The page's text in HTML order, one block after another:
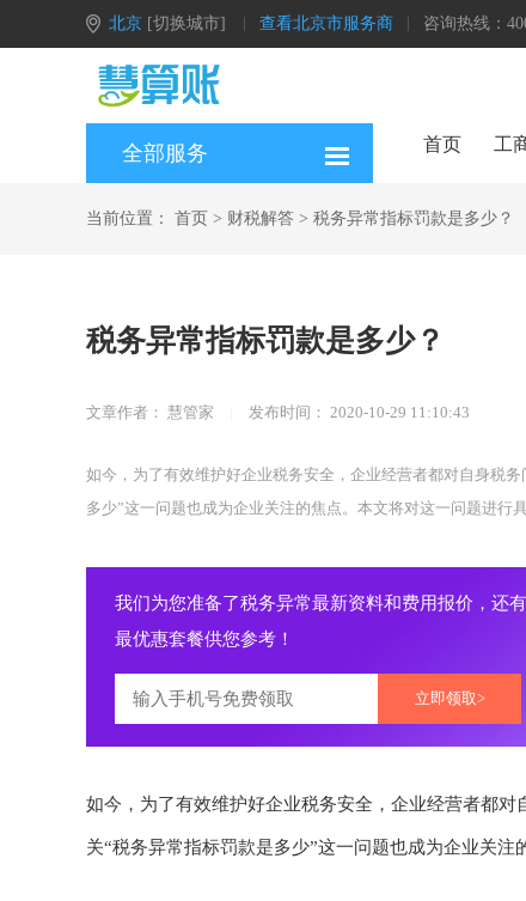
北京 [切换城市] 查看北京市服务商 咨询热线：
全部服务 首页 工
当前位置： 首页 > 财税解答 > 税务异常指标罚款是多少？
税务异常指标罚款是多少？
文章作者： 慧管家 发布时间： 2020-10-29 11:10:43
如今，为了有效维护好企业税务安全，企业经营者都对自身税
多少”这一问题也成为企业关注的焦点。本文将对这一问题进行具
我们为您准备了税务异常最新资料和费用报价，还
最优惠套餐供您参考！
立即领取>
如今，为了有效维护好企业税务安全，企业经营者都
关“税务异常指标罚款是多少”这一问题也成为企业关注